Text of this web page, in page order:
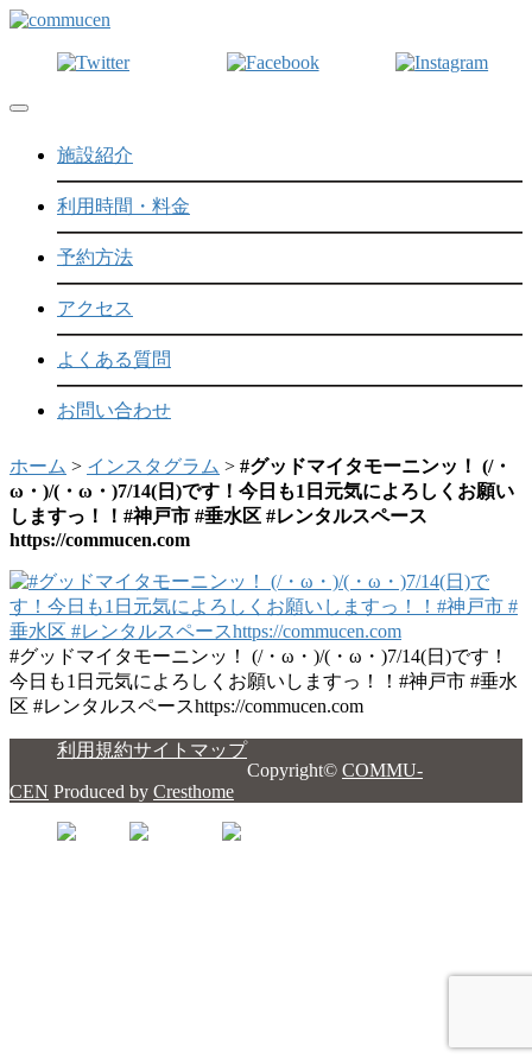
Toggle navigation
施設紹介
利用時間・料金
予約方法
アクセス
よくある質問
お問い合わせ
ホーム > インスタグラム > #グッドマイタモーニンッ！ (/・
ω・)/(・ω・)7/14(日)です！今日も1日元気によろしくお願い
しますっ！！#神戸市 #垂水区 #レンタルスペース
https://commucen.com
#グッドマイタモーニンッ！ (/・ω・)/(・ω・)7/14(日)です！
今日も1日元気によろしくお願いしますっ！！#神戸市 #垂水
区 #レンタルスペースhttps://commucen.com
利用規約サイトマップ
Copyright© COMMU-
CEN Produced by Cresthome